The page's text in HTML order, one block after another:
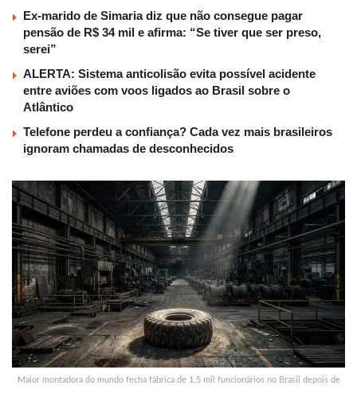
Ex-marido de Simaria diz que não consegue pagar
pensão de R$ 34 mil e afirma: “Se tiver que ser preso,
serei”
ALERTA: Sistema anticolisão evita possível acidente
entre aviões com voos ligados ao Brasil sobre o
Atlântico
Telefone perdeu a confiança? Cada vez mais brasileiros
ignoram chamadas de desconhecidos
Maior montadora do mundo fecha fábrica de 1,5 mil funcionários no Brasil depois de